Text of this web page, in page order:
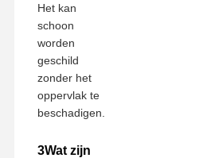
Het kan
schoon
worden
geschild
zonder het
oppervlak te
beschadigen.
3Wat zijn